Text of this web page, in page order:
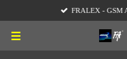
springen
FRALEX - GSM